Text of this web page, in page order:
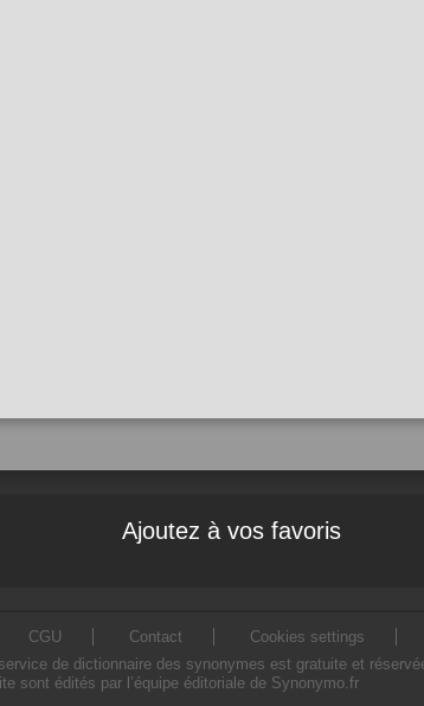
Ajoutez à vos favoris
CGU Contact
Cookies settings
de dictionnaire des synonymes est gratuite et
sont édités par l’équipe éditoriale de Synonymo.fr